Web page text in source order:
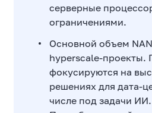
серверные
ограничениями.
Основной объем
hyperscale-проекты.
фокусируются на
решениях для дата-
числе под задачи ИИ.